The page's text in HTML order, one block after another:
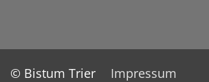
© Bistum Trier
Impressum